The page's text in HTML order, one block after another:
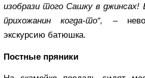
изобрази того Сашку в
прихожанин когда-то“,
–
экскурсию батюшка.
Постные пряники